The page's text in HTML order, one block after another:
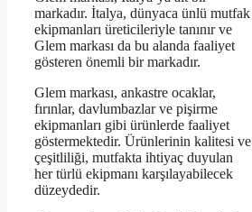
markadır. İtalya, dünyaca ünlü mutfak
ekipmanları üreticileriyle tanınır ve
Glem markası da bu alanda faaliyet
gösteren önemli bir markadır.
Glem markası, ankastre ocaklar,
fırınlar, davlumbazlar ve pişirme
ekipmanları gibi ürünlerde faaliyet
göstermektedir. Ürünlerinin kalitesi ve
çeşitliliği, mutfakta ihtiyaç duyulan
her türlü ekipmanı karşılayabilecek
düzeydedir.